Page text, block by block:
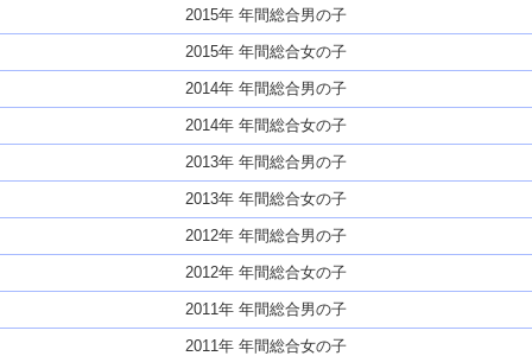
2015年 年間総合男の子
2015年 年間総合女の子
2014年 年間総合男の子
2014年 年間総合女の子
2013年 年間総合男の子
2013年 年間総合女の子
2012年 年間総合男の子
2012年 年間総合女の子
2011年 年間総合男の子
2011年 年間総合女の子